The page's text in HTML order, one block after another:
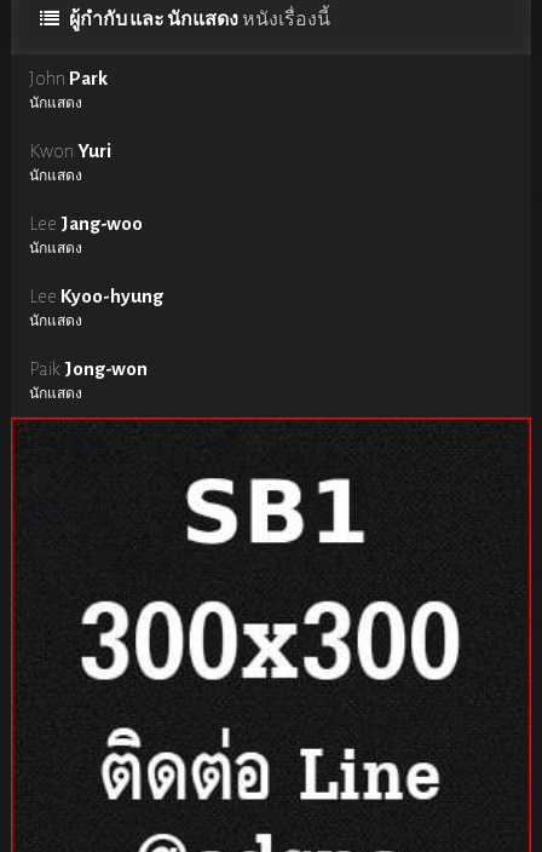
ผู้กำกับ และ นักแสดงหนังเรื่องนี้
John Park
นักแสดง
Kwon Yuri
นักแสดง
Lee Jang-woo
นักแสดง
Lee Kyoo-hyung
นักแสดง
Paik Jong-won
นักแสดง